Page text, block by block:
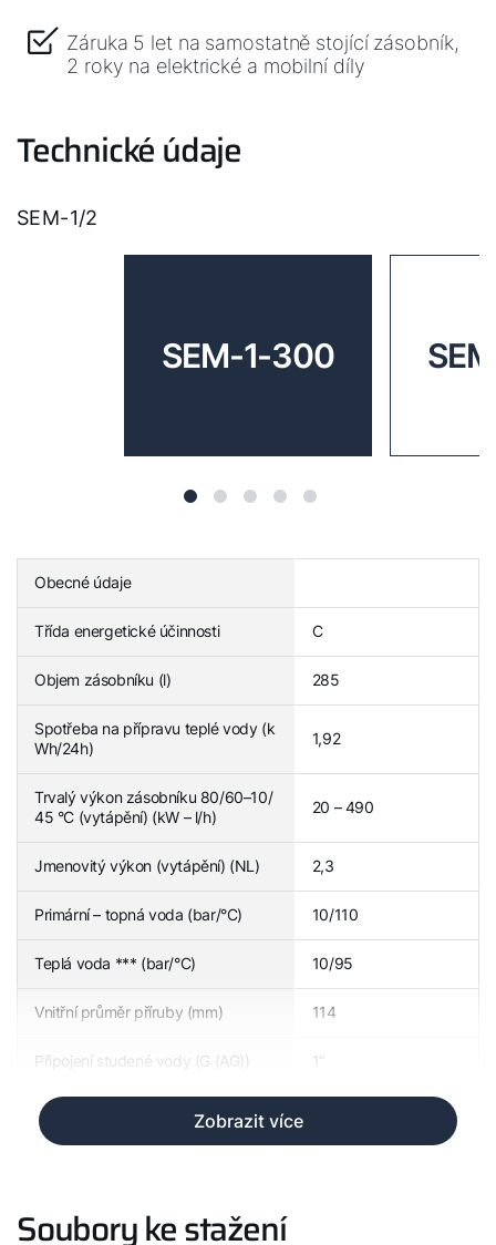
Záruka 5 let na samostatně stojící zásobník,
2 roky na elektrické a mobilní díly
Technické údaje
SEM-1/2
SEM-1-300
Obecné údaje
Třída energetické účinnosti C
Objem zásobníku (l) 285
Spotřeba na přípravu teplé vody (k
Wh/24h)
1,92
Trvalý výkon zásobníku 80/60–10/
45 °C (vytápění) (kW – l/h)
20 – 490
Jmenovitý výkon (vytápění) (NL) 2,3
Primární – topná voda (bar/°C) 10/110
Teplá voda *** (bar/°C) 10/95
Vnitřní průměr příruby (mm) 114
Připojení studené vody (G (AG)) 1“
Zobrazit více
Soubory ke stažení